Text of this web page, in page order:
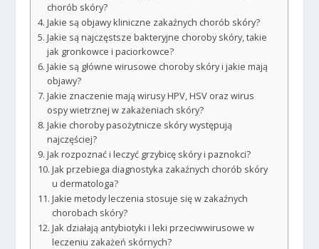
chorób skóry?
Jakie są objawy kliniczne zakaźnych chorób skóry?
Jakie są najczęstsze bakteryjne choroby skóry, takie
jak gronkowce i paciorkowce?
Jakie są główne wirusowe choroby skóry i jakie mają
objawy?
Jakie znaczenie mają wirusy HPV, HSV oraz wirus
ospy wietrznej w zakażeniach skóry?
Jakie choroby pasożytnicze skóry występują
najczęściej?
Jak rozpoznać i leczyć grzybicę skóry i paznokci?
Jak przebiega diagnostyka zakaźnych chorób skóry
u dermatologa?
Jakie metody leczenia stosuje się w zakaźnych
chorobach skóry?
Jak działają antybiotyki i leki przeciwwirusowe w
leczeniu zakażeń skórnych?